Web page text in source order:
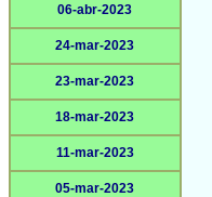
06-abr-2023
24-mar-2023
23-mar-2023
18-mar-2023
11-mar-2023
05-mar-2023